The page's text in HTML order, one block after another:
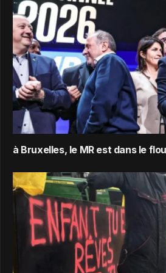
à Bruxelles, le MR est dans le flou